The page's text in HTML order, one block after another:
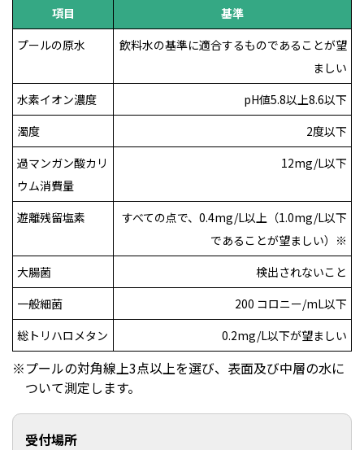
項目
基準
プールの原水
飲料水の基準に適合するものであることが望
ましい
水素イオン濃度
pH値5.8以上8.6以下
濁度
2度以下
過マンガン酸カリ
ウム消費量
12mg/L以下
遊離残留塩素
すべての点で、0.4mg/L以上（1.0mg/L以下
であることが望ましい）※
大腸菌
検出されないこと
一般細菌
200 コロニー/mL以下
総トリハロメタン
0.2mg/L以下が望ましい
プールの対角線上3点以上を選び、表面及び中層の水に
ついて測定します。
受付場所